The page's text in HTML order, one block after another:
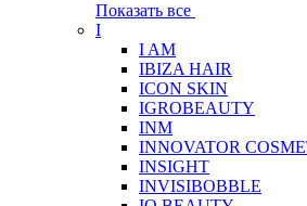
Показать все
I
I AM
IBIZA HAIR
ICON SKIN
IGROBEAUTY
INM
INNOVATOR
INSIGHT
INVISIBOBBLE